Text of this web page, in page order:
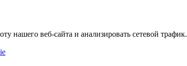
нашего веб-сайта и анализировать сетевой трафик.